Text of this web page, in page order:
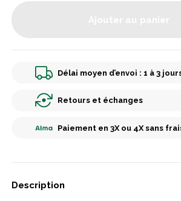
Délai moyen d’envoi : 1 à 3
Retours et échanges
Paiement en 3X ou 4X sans
Description